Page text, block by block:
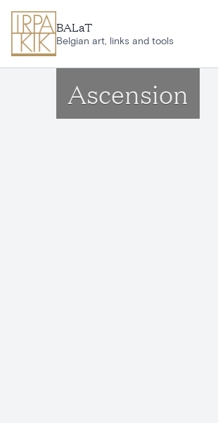
BALaT
Belgian art, links and tools
Ascension